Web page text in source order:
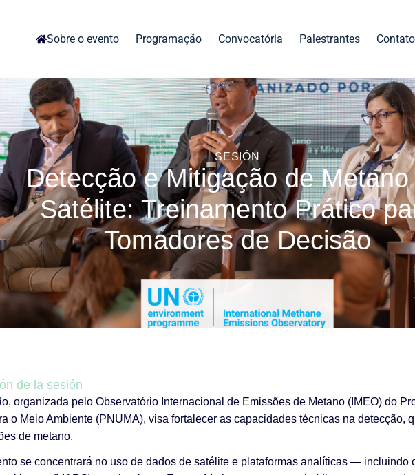
Sobre o evento Programação Convocatória Palestrantes Contato
SESIÓN
Detecção e Mitigação de Metano
Satélite: Treinamento Prático
Tomadores de Decisão
de la sesión
organizada pelo Observatório Internacional de Emissões de Metano (IMEO) do
o Meio Ambiente (PNUMA), visa fortalecer as capacidades técnicas na detecção,
de metano.
se concentrará no uso de dados de satélite e plataformas analíticas — incluindo